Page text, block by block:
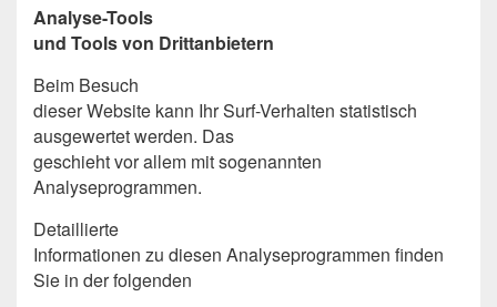
Analyse-Tools
und Tools von Drittanbietern
Beim Besuch
dieser Website kann Ihr Surf-Verhalten statistisch
ausgewertet werden. Das
geschieht vor allem mit sogenannten
Analyseprogrammen.
Detaillierte
Informationen zu diesen Analyseprogrammen finden
Sie in der folgenden